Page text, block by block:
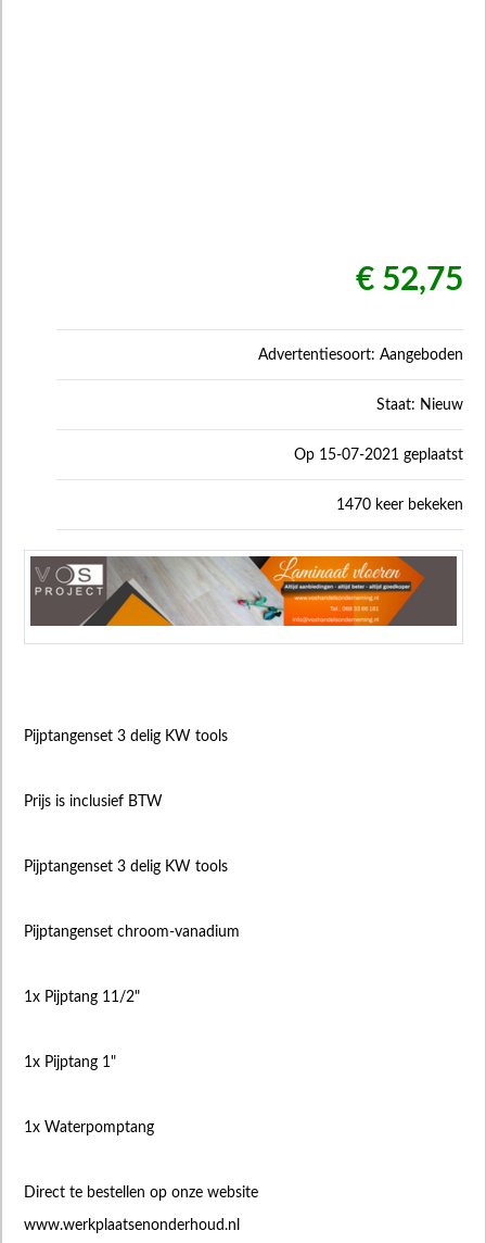
€ 52,75
Advertentiesoort: Aangeboden
Staat: Nieuw
Op 15-07-2021 geplaatst
1470 keer bekeken
Pijptangenset 3 delig KW tools
Prijs is inclusief BTW
Pijptangenset 3 delig KW tools
Pijptangenset chroom-vanadium
1x Pijptang 11/2"
1x Pijptang 1"
1x Waterpomptang
Direct te bestellen op onze website
www.werkplaatsenonderhoud.nl